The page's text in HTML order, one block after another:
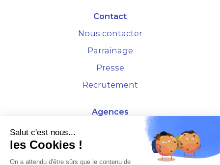
Contact
Nous contacter
Parrainage
Presse
Recrutement
Agences
4 Rue de la Bourse - 69001 Lyon
10 rue d'Austerlitz - 75012 Paris
Salut c'est nous...
les Cookies !
On a attendu d'être sûrs que le contenu de